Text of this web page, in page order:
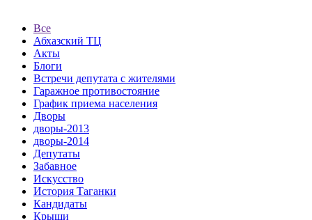
Все
Абхазский ТЦ
Акты
Блоги
Встречи депутата с жителями
Гаражное противостояние
График приема населения
Дворы
дворы-2013
дворы-2014
Депутаты
Забавное
Искусство
История Таганки
Кандидаты
Крыши